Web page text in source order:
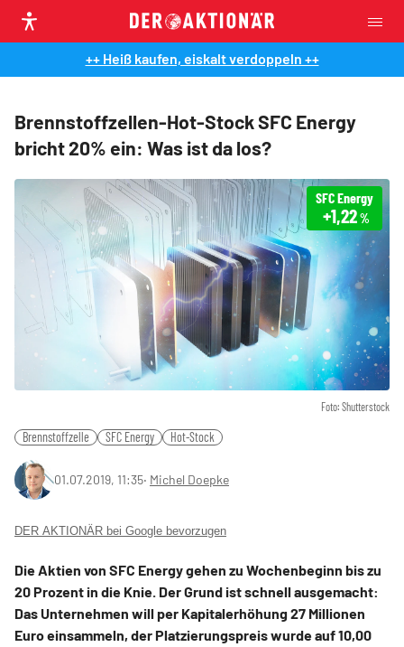
++ Heiß kaufen, eiskalt verdoppeln ++
Brennstoffzellen-Hot-Stock SFC Energy
bricht 20% ein: Was ist da los?
Foto: Shutterstock
SFC Energy
+1,22%
Brennstoffzelle SFC Energy Hot-Stock
01.07.2019, 11:35‧ Michel Doepke
DER AKTIONÄR bei Google bevorzugen
Die Aktien von SFC Energy gehen zu Wochenbeginn bis zu
20 Prozent in die Knie. Der Grund ist schnell ausgemacht:
Das Unternehmen will per Kapitalerhöhung 27 Millionen
Euro einsammeln, der Platzierungspreis wurde auf 10,00